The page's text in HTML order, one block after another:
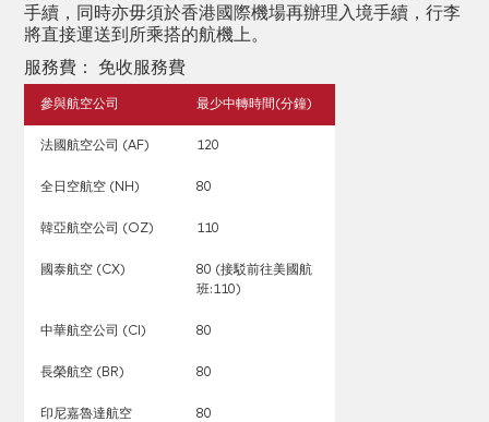
手續，同時亦毋須於香港國際機場再辦理入境手續，行李
將直接運送到所乘搭的航機上。
服務費： 免收服務費
參與航空公司 最少中轉時間(分鐘)
法國航空公司 (AF) 120
全日空航空 (NH) 80
韓亞航空公司 (OZ) 110
國泰航空 (CX)
80 (接駁前往美國航
班:110)
中華航空公司 (CI) 80
長榮航空 (BR) 80
印尼嘉魯達航空
80